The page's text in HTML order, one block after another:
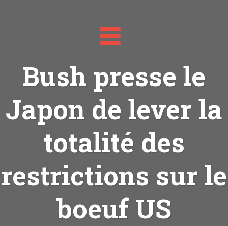
Toggle
navigation
Bush presse le
Japon de lever la
totalité des
restrictions sur le
boeuf US